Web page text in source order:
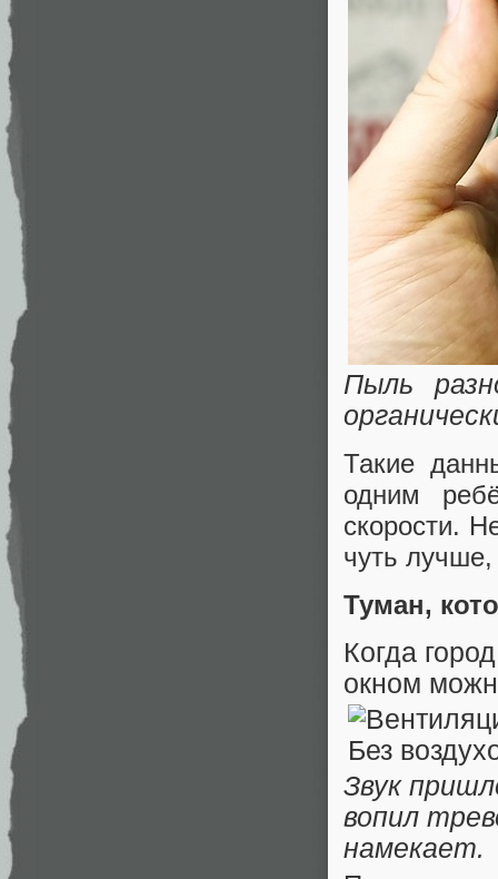
Пыль
Такие
одним
скорости.
чуть
Туман,
Когда
окном
Звук
вопил
намекает.